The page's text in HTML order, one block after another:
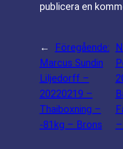
publicera en
←
Föregående:
Marcus Sundin
Liljedorff –
20220219 –
Thaiboxning –
-81kg – Brons